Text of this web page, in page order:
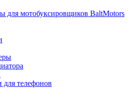
для мотобуксировщиков BaltMotors
для телефонов